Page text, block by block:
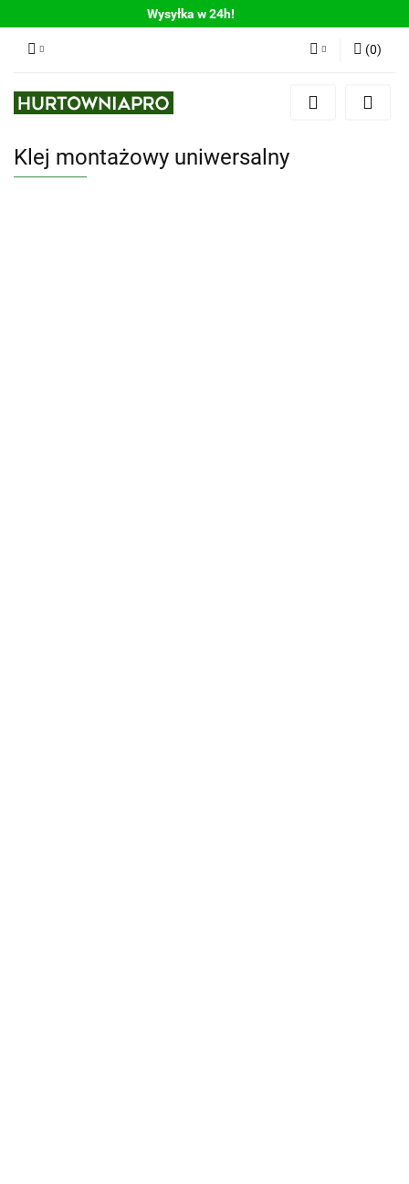
Wysyłka w 24h!
Zaloguj się
Dodaj zgłoszenie
(0)
Klej montażowy uniwersalny